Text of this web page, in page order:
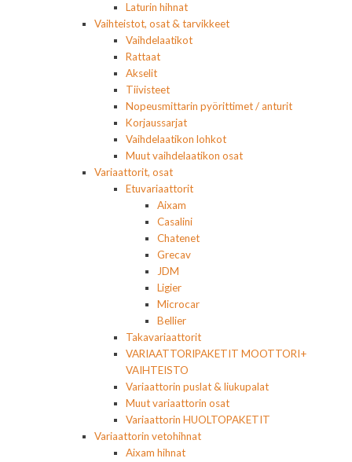
Laturin hihnat
Vaihteistot, osat & tarvikkeet
Vaihdelaatikot
Rattaat
Akselit
Tiivisteet
Nopeusmittarin pyörittimet / anturit
Korjaussarjat
Vaihdelaatikon lohkot
Muut vaihdelaatikon osat
Variaattorit, osat
Etuvariaattorit
Aixam
Casalini
Chatenet
Grecav
JDM
Ligier
Microcar
Bellier
Takavariaattorit
VARIAATTORIPAKETIT MOOTTORI+
VAIHTEISTO
Variaattorin puslat & liukupalat
Muut variaattorin osat
Variaattorin HUOLTOPAKETIT
Variaattorin vetohihnat
Aixam hihnat